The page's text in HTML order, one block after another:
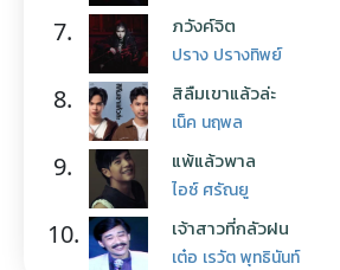
7. ภวังค์จิต
ปราง ปรางทิพย์
8. สิลืมเขาแล้วล่ะ
เน็ค นฤพล
9. แพ้แล้วพาล
ไอซ์ ศรัณยู
10. เจ้าสาวที่กลัวฝน
เต๋อ เรวัต พุทธินันท์